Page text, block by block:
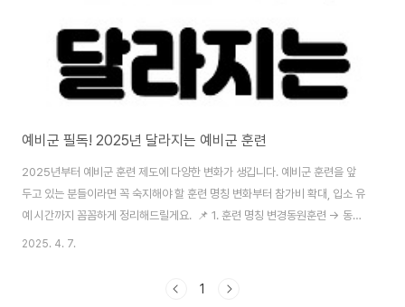
예비군 필독! 2025년 달라지는 예비군 훈련
2025년부터 예비군 훈련 제도에 다양한 변화가 생깁니다. 예비군 훈련을 앞
두고 있는 분들이라면 꼭 숙지해야 할 훈련 명칭 변화부터 참가비 확대, 입소 유
예 시간까지 꼼꼼하게 정리해드릴게요. 📌 1. 훈련 명칭 변경동원훈련 → 동원
훈련 Ⅰ형동미참훈련 → 동원훈련 Ⅱ형비상근예비군 → 상비예비군예비군 훈련
줄이고 명확성을 높였습니다. 🔧 2. 훈련 체계 개선동원훈련 Ⅱ형: 주특기 기반
2025. 4. 7.
1